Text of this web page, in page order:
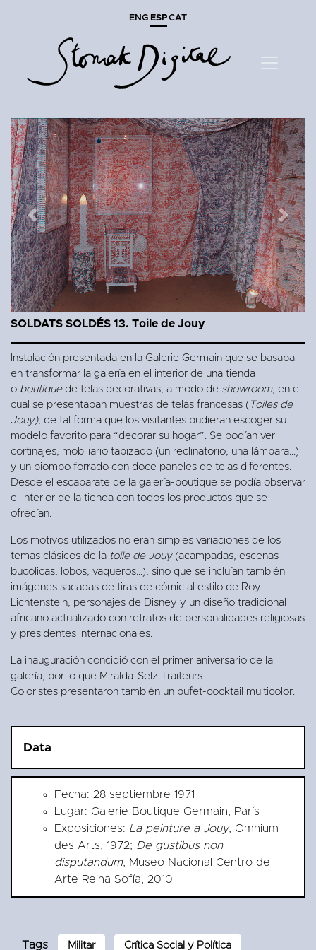
ENG ESPCAT
Previous Next
SOLDATS SOLDÉS 13. Toile de Jouy
Instalación presentada en la Galerie Germain que se basaba
en transformar la galería en el interior de una tienda
o boutiquede telas decorativas, a modo de showroom, en el
cual se presentaban muestras de telas francesas ( Toiles de
Jouy), de tal forma que los visitantes pudieran escoger su
modelo favorito para “decorar su hogar”. Se podían ver
cortinajes, mobiliario tapizado (un reclinatorio, una lámpara...)
y un biombo forrado con doce paneles de telas diferentes.
Desde el escaparate de la galería-boutique se podía observar
el interior de la tienda con todos los productos que se
ofrecían.
Los motivos utilizados no eran simples variaciones de los
temas clásicos de la toile de Jouy(acampadas, escenas
bucólicas, lobos, vaqueros...), sino que se incluían también
imágenes sacadas de tiras de cómic al estilo de Roy
Lichtenstein, personajes de Disney y un diseño tradicional
africano actualizado con retratos de personalidades religiosas
y presidentes internacionales.
La inauguración concidió con el primer aniversario de la
galería, por lo que Miralda-Selz Traiteurs
Coloristes presentaron también un bufet-cocktail multicolor.
Data
Fecha: 28 septiembre 1971
Lugar: Galerie Boutique Germain, París
Exposiciones: La peinture a Jouy, Omnium
des Arts, 1972; De gustibus non
disputandum, Museo Nacional Centro de
Arte Reina Sofía, 2010
Tags Militar Crítica Social y Política